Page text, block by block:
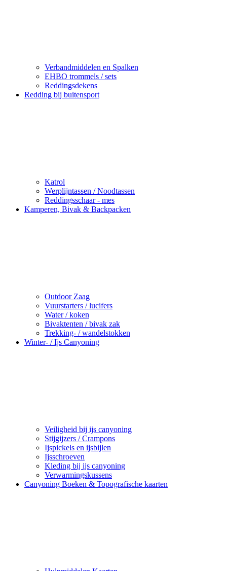
Verbandmiddelen en Spalken
EHBO trommels / sets
Reddingsdekens
Redding bij buitensport
Katrol
Werplijntassen / Noodtassen
Reddingsschaar - mes
Kamperen, Bivak & Backpacken
Outdoor Zaag
Vuurstarters / lucifers
Water / koken
Bivaktenten / bivak zak
Trekking- / wandelstokken
Winter- / Ijs Canyoning
Veiligheid bij ijs canyoning
Stijgijzers / Crampons
Ijspickels en ijsbijlen
Ijsschroeven
Kleding bij ijs canyoning
Verwarmingskussens
Canyoning Boeken & Topografische kaarten